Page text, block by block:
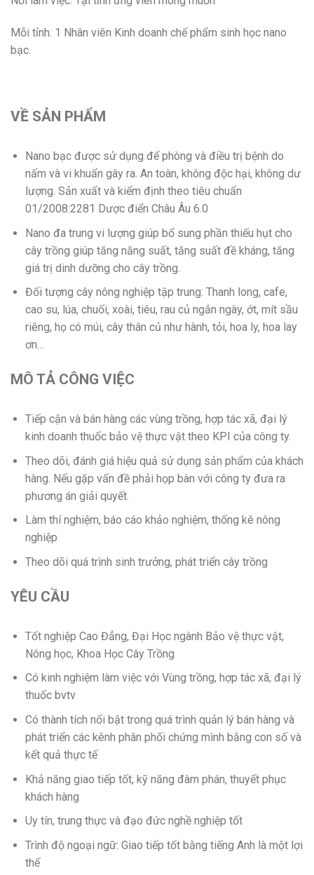
Mỗi tỉnh: 1 Nhân viên Kinh doanh chế phẩm sinh học nano
bạc.
VỀ SẢN PHẨM
Nano bạc được sử dụng để phòng và điều trị bệnh do
nấm và vi khuẩn gây ra. An toàn, không độc hại, không dư
lượng. Sản xuất và kiểm định theo tiêu chuẩn
01/2008:2281 Dược điển Châu Âu 6.0
Nano đa trung vi lượng giúp bổ sung phần thiếu hụt cho
cây trồng giúp tăng năng suất, tăng suất đề kháng, tăng
giá trị dinh dưỡng cho cây trồng.
Đối tượng cây nông nghiệp tập trung: Thanh long, cafe,
cao su, lúa, chuối, xoài, tiêu, rau củ ngắn ngày, ớt, mít sầu
riêng, họ có múi, cây thân củ như hành, tỏi, hoa ly, hoa lay
ơn…
MÔ TẢ CÔNG VIỆC
Tiếp cận và bán hàng các vùng trồng, hợp tác xã, đại lý
kinh doanh thuốc bảo vệ thực vật theo KPI của công ty.
Theo dõi, đánh giá hiệu quả sử dụng sản phẩm của khách
hàng. Nếu gặp vấn đề phải họp bàn với công ty đưa ra
phương án giải quyết.
Làm thí nghiệm, báo cáo khảo nghiệm, thống kê nông
nghiệp
Theo dõi quá trình sinh trưởng, phát triển cây trồng
YÊU CẦU
Tốt nghiệp Cao Đẳng, Đại Học ngành Bảo vệ thực vật,
Nông học, Khoa Học Cây Trồng
Có kinh nghiệm làm việc với Vùng trồng, hợp tác xã, đại lý
thuốc bvtv
Có thành tích nổi bật trong quá trình quản lý bán hàng và
phát triển các kênh phân phối chứng mình bằng con số và
kết quả thực tế
Khả năng giao tiếp tốt, kỹ năng đàm phán, thuyết phục
khách hàng
Uy tín, trung thực và đạo đức nghề nghiệp tốt
Trình độ ngoại ngữ: Giao tiếp tốt bằng tiếng Anh là một lợi
thế